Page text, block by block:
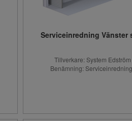
Serviceinredning Vänster
Tillverkare: System Edström
Benämning: Serviceinredning